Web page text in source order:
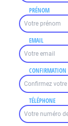
PRÉNOM
EMAIL
TÉLÉPHONE